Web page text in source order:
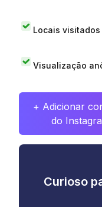
Locais visitados
Visualização
+ Adicionar
do
Curioso